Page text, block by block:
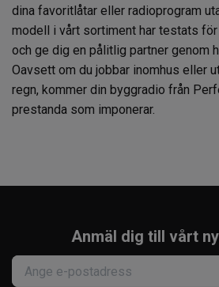
dina favoritlåtar eller radioprogram
modell i vårt sortiment har testats för
och ge dig en pålitlig partner genom
Oavsett om du jobbar inomhus eller
regn, kommer din byggradio från
prestanda som imponerar.
Anmäl dig till vårt